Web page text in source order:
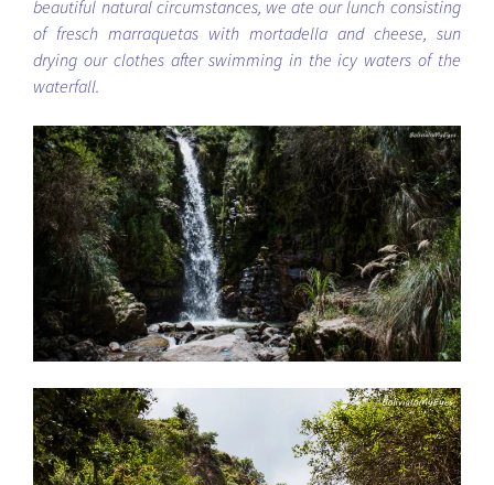
beautiful natural circumstances, we ate our lunch consisting
of fresch marraquetas with mortadella and cheese, sun
drying our clothes after swimming in the icy waters of the
waterfall.